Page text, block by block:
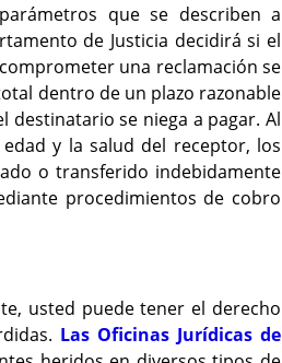
que se describen a
de Justicia decidirá si el
una reclamación se
dentro de un plazo razonable
destinatario se niega a pagar. Al
y la salud del receptor, los
o transferido indebidamente
procedimientos de cobro
usted puede tener el derecho
Las Oficinas Jurídicas de